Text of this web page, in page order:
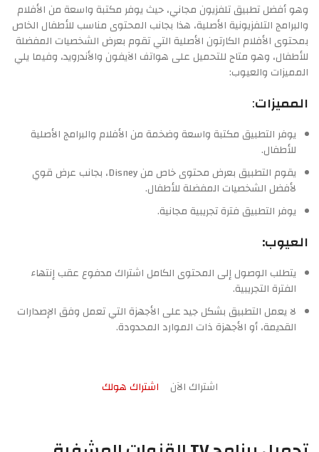
وهو أفضل تطبيق تلفزيون مجاني، حيث يوفر مكتبة واسعة من الأفلام
والبرامج التلفزيونية الأصلية، هذا بجانب المحتوى مناسب للأطفال الخاص
بمحتوى الأفلام الكارتون الأصلية التي تقوم بعرض الشخصيات المفضلة
للأطفال، وهو متاح للتحميل على هواتف الآيفون والأندرويد، وفيما يلي
المميزات والعيوب:
المميزات:
يوفر التطبيق مكتبة واسعة وضخمة من الأفلام والبرامج الأصلية
للأطفال.
يقوم التطبيق بعرض محتوى خاص من Disney، بجانب عرض قوي
لأفضل الشخصيات المفضلة للأطفال.
يوفر التطبيق فترة تجريبية مجانية.
العيوب:
يتطلب الوصول إلى المحتوى الكامل اشتراك مدفوع عقب إنتهاء
الفترة التجريبية.
لا يعمل التطبيق بشكل جيد على الأجهزة التي تعمل وفق الإصدارات
القديمة، أو الأجهزة ذات الموارد المحدودة.
اشتراك الآن اشتراك هولك